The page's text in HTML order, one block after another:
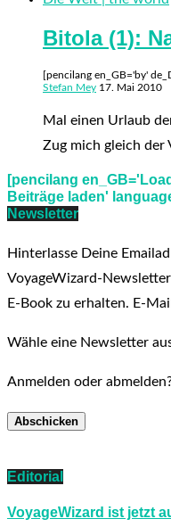
Bitola (1):
[pencilang en_GB='by'
Stefan Mey 17. Mai 2010
Mal einen Urlaub
Zug mich gleich
[pencilang
Beiträge laden'
Newsletter
Hinterlasse Deine
VoyageWizard-
E-Book zu erhalten. E-
Wähle eine Newsletter
Anmelden oder
Editorial
VoyageWizard ist jetzt